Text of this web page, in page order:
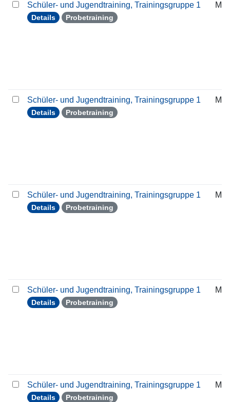
Schüler- und Jugendtraining, Trainingsgruppe 1
Details Probetraining
Schüler- und Jugendtraining, Trainingsgruppe 1
Details Probetraining
Schüler- und Jugendtraining, Trainingsgruppe 1
Details Probetraining
Schüler- und Jugendtraining, Trainingsgruppe 1
Details Probetraining
Schüler- und Jugendtraining, Trainingsgruppe 1
Details Probetraining